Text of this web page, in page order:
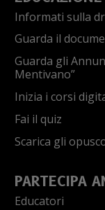
Informati sulla
Guarda il
Guarda gli
Mentivano”
Inizia i corsi
Fai il quiz
Scarica gli
PARTECIPA
Educatori